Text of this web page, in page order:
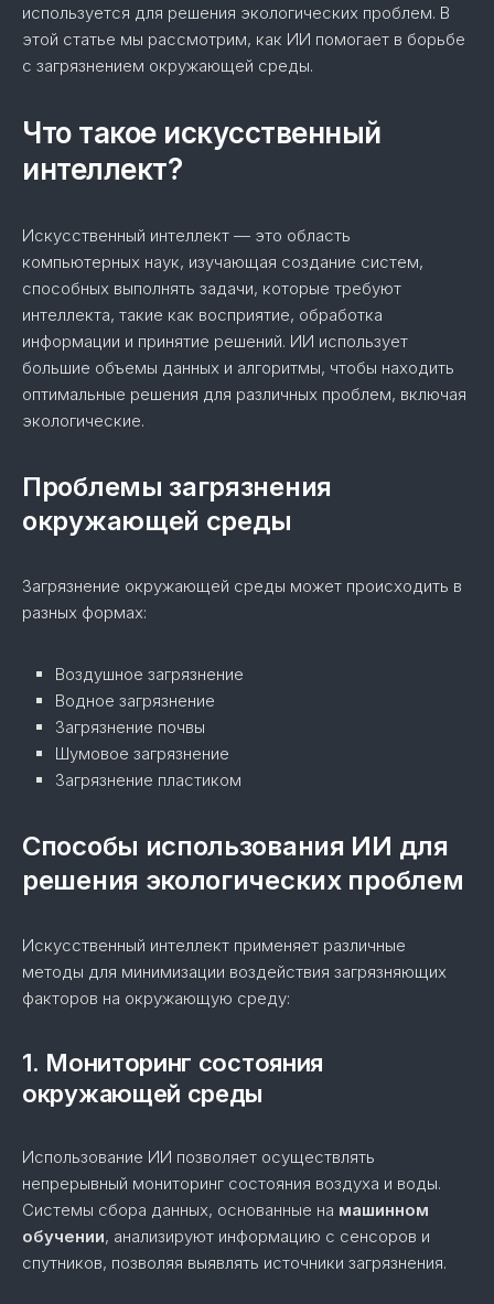
используется для решения экологических проблем. В
этой статье мы рассмотрим, как ИИ помогает в борьбе
с загрязнением окружающей среды.
Что такое искусственный
интеллект?
Искусственный интеллект — это область
компьютерных наук, изучающая создание систем,
способных выполнять задачи, которые требуют
интеллекта, такие как восприятие, обработка
информации и принятие решений. ИИ использует
большие объемы данных и алгоритмы, чтобы находить
оптимальные решения для различных проблем, включая
экологические.
Проблемы загрязнения
окружающей среды
Загрязнение окружающей среды может происходить в
разных формах:
Воздушное загрязнение
Водное загрязнение
Загрязнение почвы
Шумовое загрязнение
Загрязнение пластиком
Способы использования ИИ для
решения экологических проблем
Искусственный интеллект применяет различные
методы для минимизации воздействия загрязняющих
факторов на окружающую среду:
1. Мониторинг состояния
окружающей среды
Использование ИИ позволяет осуществлять
непрерывный мониторинг состояния воздуха и воды.
Системы сбора данных, основанные на машинном
обучении, анализируют информацию с сенсоров и
спутников, позволяя выявлять источники загрязнения.